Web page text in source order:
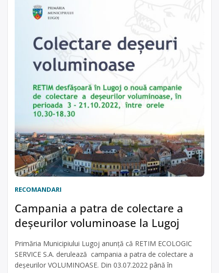
RECOMANDARI
Campania a patra de colectare a
deșeurilor voluminoase la Lugoj
Primăria Municipiului Lugoj anunță că RETIM ECOLOGIC
SERVICE S.A. derulează campania a patra de colectare a
deșeurilor VOLUMINOASE. Din 03.07.2022 până în